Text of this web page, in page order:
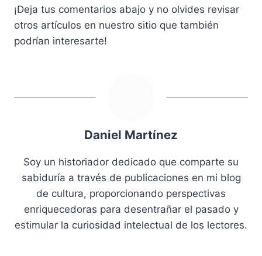
¡Deja tus comentarios abajo y no olvides revisar
otros artículos en nuestro sitio que también
podrían interesarte!
Daniel Martínez
Soy un historiador dedicado que comparte su
sabiduría a través de publicaciones en mi blog
de cultura, proporcionando perspectivas
enriquecedoras para desentrañar el pasado y
estimular la curiosidad intelectual de los lectores.